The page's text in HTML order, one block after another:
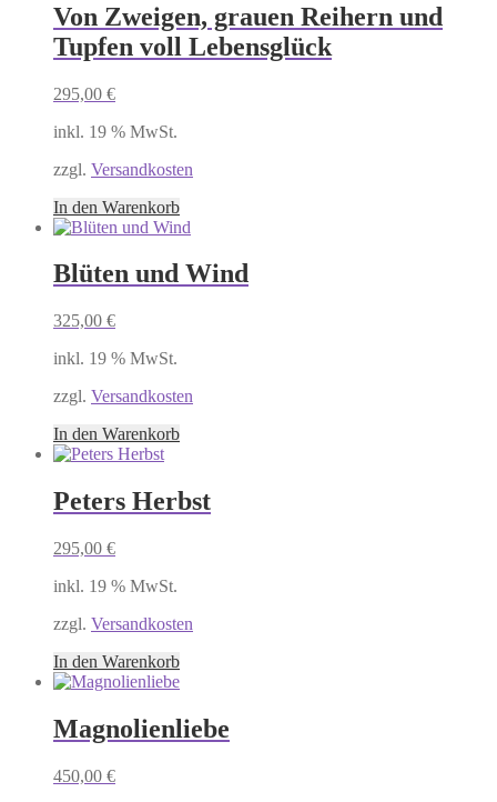
Von Zweigen, grauen Reihern und
Tupfen voll Lebensglück
295,00 €
inkl. 19 % MwSt.
zzgl. Versandkosten
In den Warenkorb
Blüten und Wind
325,00 €
inkl. 19 % MwSt.
zzgl. Versandkosten
In den Warenkorb
Peters Herbst
295,00 €
inkl. 19 % MwSt.
zzgl. Versandkosten
In den Warenkorb
Magnolienliebe
450,00 €